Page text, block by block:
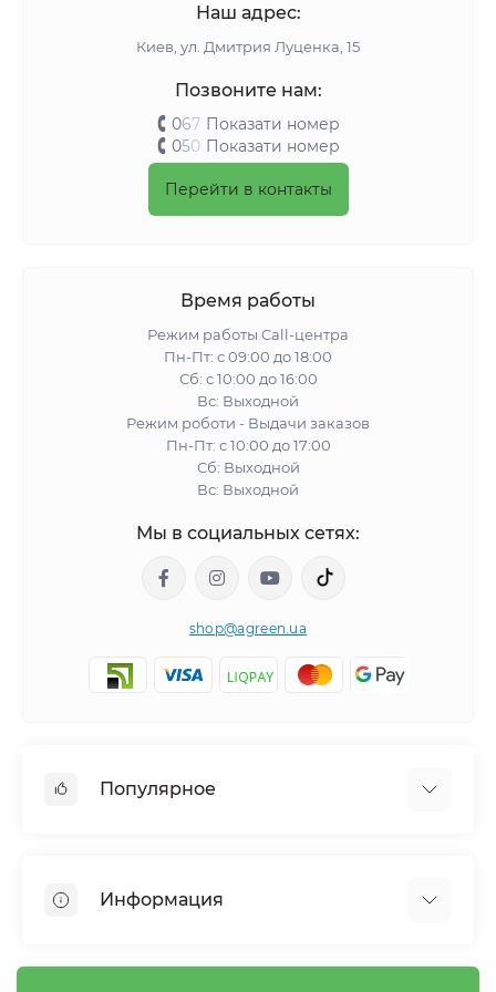
Сколько метров рулона нужно на участок 15
Пропускает ли сетка дождь и ветер?
Сколько служит сетка Agreen 80%?
Не уверены, какая ширина или длина рулона
бесплатно. Доставка по всей Украине от 1 дня.
Наш адрес:
Киeв, ул. Дмитрия Луценка, 15
Позвоните нам:
067 Показати номер
050 Показати номер
Перейти в контакты
Время работы
Режим работы Call-центра
Пн-Пт: с 09:00 до 18:00
Сб: с 10:00 до 16:00
Вс: Выходной
Режим роботи - Выдачи заказов
Пн-Пт: с 10:00 до 17:00
Сб: Выходной
Вс: Выходной
Мы в социальных сетях:
shop@agreen.ua
Популярное
Сетка шпалерная
Сетка затеняющая
Информация